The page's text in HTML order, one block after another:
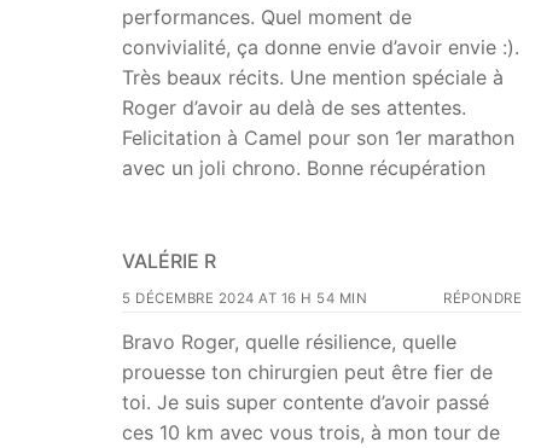
performances. Quel moment de
convivialité, ça donne envie d’avoir envie :).
Très beaux récits. Une mention spéciale à
Roger d’avoir au delà de ses attentes.
Felicitation à Camel pour son 1er marathon
avec un joli chrono. Bonne récupération
VALÉRIE R
5 DÉCEMBRE 2024 AT 16 H 54 MIN RÉPONDRE
Bravo Roger, quelle résilience, quelle
prouesse ton chirurgien peut être fier de
toi. Je suis super contente d’avoir passé
ces 10 km avec vous trois, à mon tour de